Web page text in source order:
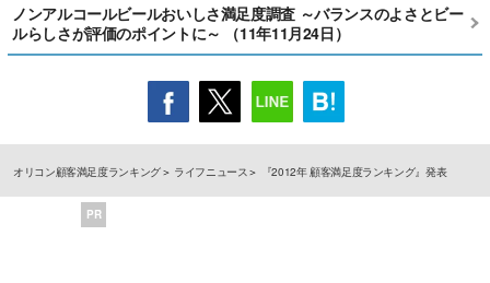
ノンアルコールビールおいしさ満足度調査 ～バランスのよさとビー
ルらしさが評価のポイントに～ （11年11月24日）
オリコン顧客満足度ランキング ライフニュース 『2012年 顧客満足度ランキング』発表
PR